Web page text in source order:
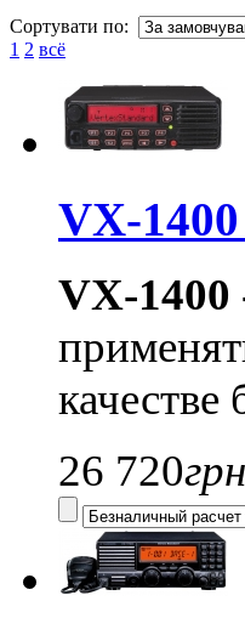
Сортувати по:
1 2 всё
VX-
VX-1400
качестве
26 720грн